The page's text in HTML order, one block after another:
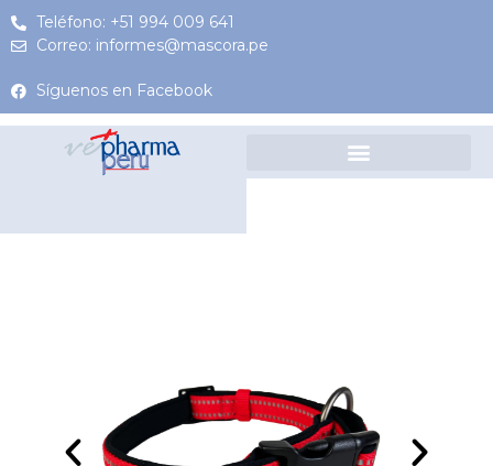
Teléfono: +51 994 009 641
Correo: informes@mascora.pe
Síguenos en Facebook